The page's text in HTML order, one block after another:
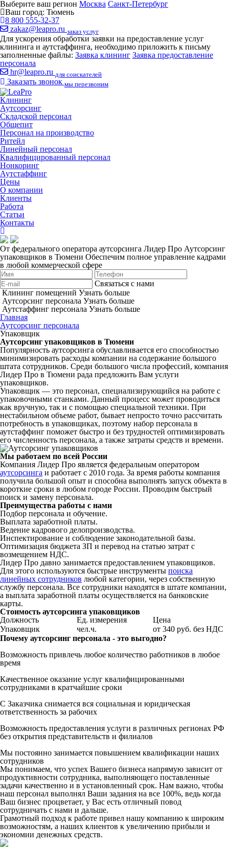
Выберите ваш регион Москва Санкт-Петербург
Ваш город: Тюмень
8 800 555-32-37
zakaz@leapro.ru заказ услуг
Для ускорения обработки заявки на предоставление услуг
клининга и аутстаффинга, необходимо приложить к письму
заполненные файлы: Заявка клининг Заявка предоставление
персонала
hr@leapro.ru для соискателей
Заказать звонок мы перезвоним
Клининг
Аутсорсинг
Складской персонал
Общепит
Персонал на производство
Ритейл
Линейный персонал
Квалифицированный персонал
Нонкоринг
Аутстаффинг
Цены
О компании
Клиенты
Работа
Статьи
Контакты
От федерального оператора аутсорсинга Лидер Про Аутсорсинг
упаковщиков в Тюмени Обеспечим полное управление кадрами
в любой коммерческой сфере
Связаться с нами
Клининг помещений Узнать больше
Аутсорсинг персонала Узнать больше
Аутстаффинг персонала Узнать больше
Главная
Аутсорсинг персонала
Упаковщик
Аутсорсинг упаковщиков в Тюмени
Популярность аутсорсинга обуславливается его способностью
минимизировать расходы компании на содержание большого
штата сотрудников. Среди большого числа профессий, компания
Лидер Про в Тюмени рада предложить Вам услуги
упаковщиков.
Упаковщик — это персонал, специализирующийся на работе с
упаковочными станками. Данный процесс может проводиться
как вручную, так и с помощью специальной техники. При
нестабильном объеме работ, бывает непросто точно рассчитать
потребность в упаковщиках, поэтому набор персонала в
аутстаффинг поможет быстро и без трудностей оптимизировать
его численность персонала, а также затраты средств и времени.
Мы работаем по всей России
Компания Лидер Про является федеральным оператором
аутсорсинга и работает с 2010 года. За время работы компания
получила большой опыт и способна выполнять запуск объекта в
короткие сроки в любом городе России. Проводим быстрый
поиск и замену персонала.
Преимущества работы с нами
Подбор персонала и обучение.
Выплата заработной платы.
Ведение кадрового делопроизводства.
Инспектирование и соблюдение законодательной базы.
Оптимизация бюджета ЗП и перевод на статью затрат с
возмещением НДС.
Лидер Про давно занимается предоставлением упаковщиков.
Для этого используются быстрые инструменты поиска
линейных сотрудников любой категории, через собственную
службу персонала. Все сотрудники находятся в штате компании,
а выплата заработной платы осуществляется на банковские
карты.
Стоимость аутсорсинга упаковщиков
Должность
Ед. измерения
Цена
Упаковщик
чел.ч.
от 340 руб. без НДС
Почему аутсорсинг персонала - это выгодно?
Возможность привлечь любое количество работников в любое
время
Качественное оказание услуг квалифицированными
сотрудниками в кратчайшие сроки
С Заказчика снимается вся социальная и юридическая
ответственность за рабочих
Возможность предоставления услуги в различных регионах РФ
без открытия представительств и филиалов
Мы постоянно занимается повышением квалификации наших
сотрудников
Мы понимаем, что успех Вашего бизнеса напрямую зависит от
продуктивности сотрудника, выполняющего поставленные
задачи качественно и в установленный срок. Нам важно, чтобы
наш персонал выполнял Ваши задания на все 100%, ведь когда
Ваш бизнес процветает, у Вас есть отличный повод
сотрудничать с нами и дальше.
Грамотный подход к работе привел нашу компанию к широким
возможностям, а наших клиентов к увеличению прибыли и
экономии денежных средств.